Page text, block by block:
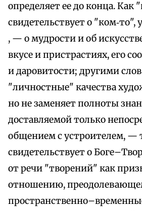
определяет ее до конца. Как
свидетельствует о "ком‑то",
, — о мудрости и об
вкусе и пристрастиях, его
и даровитости; другими
"личностные" качества
но не заменяет полноты
доставляемой только
общением с устроителем, —
свидетельствует о
от речи "творений" как
отношению,